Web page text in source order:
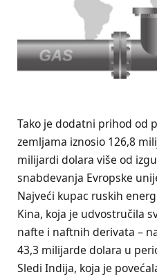
Tako je dodatni prihod od
zemljama iznosio 126,8
milijardi dolara više od
snabdevanja Evropske
Najveći kupac ruskih
Kina, koja je udvostručila
nafte i naftnih derivata –
43,3 milijarde dolara u
Sledi Indija, koja je